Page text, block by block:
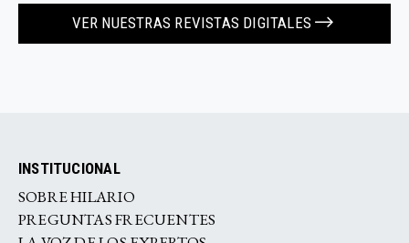
VER NUESTRAS REVISTAS DIGITALES
INSTITUCIONAL
SOBRE HILARIO
PREGUNTAS FRECUENTES